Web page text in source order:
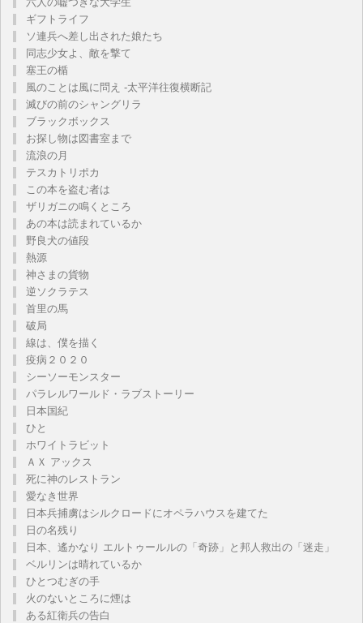
ギフトライフ
ソ連兵へ差し出された娘たち
同志少女よ、敵を撃て
塞王の楯
風のことは風に問え -太平洋往復横断記
滅びの前のシャングリラ
ブラックボックス
お探し物は図書室まで
流浪の月
テスカトリポカ
この本を盗む者は
ザリガニの鳴くところ
あの本は読まれているか
野良犬の値段
熱源
神さまの貨物
逆ソクラテス
首里の馬
破局
線は、僕を描く
疫病２０２０
シーソーモンスター
パラレルワールド・ラブストーリー
日本国紀
ひと
ホワイトラビット
ＡＸ アックス
死に神のレストラン
愛なき世界
日本兵捕虜はシルクロードにオペラハウスを建てた
日の名残り
日本、遙かなり エルトゥールルの「奇跡」と邦人救出の「迷走」
ベルリンは晴れているか
ひとつむぎの手
火のないところに煙は
ある紅衛兵の告白